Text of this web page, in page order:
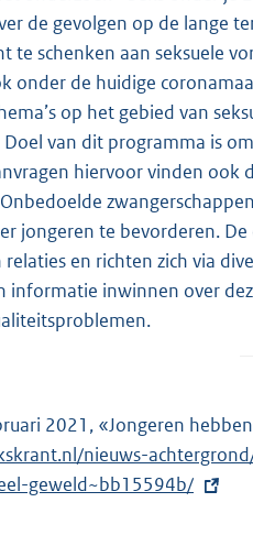
r
n
e
i
n
k
:
de gevolgen op de lange
te schenken aan seksuele
onder de huidige
op het gebied van
van dit programma is
hiervoor vinden ook
jongeren te bevorderen.
en richten zich via
informatie inwinnen over
2021, «Jongeren
nieuws-
geweld~bb15594b/